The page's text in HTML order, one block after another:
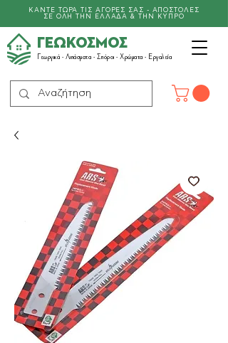
ΚΑΝΤΕ ΤΩΡΑ ΤΙΣ ΑΓΟΡΕΣ ΣΑΣ - ΑΠΟΣΤΟΛΕΣ
ΣΕ ΟΛΗ ΤΗΝ ΕΛΛΑΔΑ & ΤΗΝ ΚΥΠΡΟ
ΓΕΩΚΟΣΜΟΣ
Γεωργικά - Λιπάσματα - Σπόροι - Χρώματα - Εργαλεία